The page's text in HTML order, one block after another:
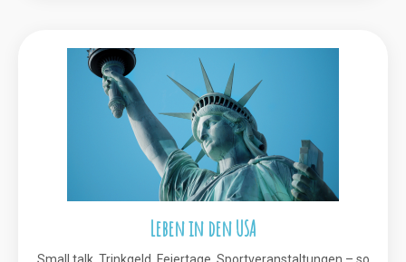
Leben in den USA